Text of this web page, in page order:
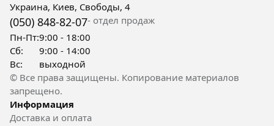
Украина, Киев, Свободы, 4
(050) 848-82-07- отдел продаж
Пн-Пт:9:00 - 18:00
Сб:
9:00 - 14:00
Вс:
выходной
© Все права защищены. Копирование материалов
запрещено.
Информация
Доставка и оплата